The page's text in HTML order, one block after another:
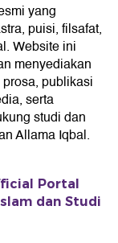
yang
puisi, filsafat,
Website ini
menyediakan
publikasi
serta
studi dan
Allama Iqbal.
Portal
dan Studi